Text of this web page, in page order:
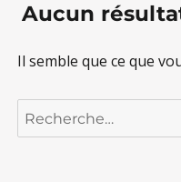
Aucun
Il semble que ce que
Recherche
pour :